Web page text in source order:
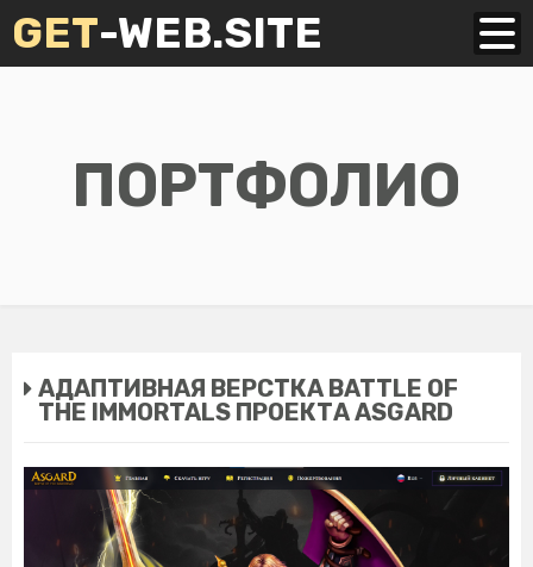
GET-WEB.SITE
ПОРТФОЛИО
АДАПТИВНАЯ ВЕРСТКА BATTLE OF
THE IMMORTALS ПРОЕКТА ASGARD